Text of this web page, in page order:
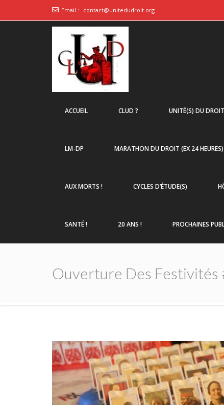
Email : contact@unitedudroit.org
ACCUEIL CLUD ? UNITÉ(S) DU DROIT
LM-DP MARATHON DU DROIT (EX 24 HEURES)
AUX MORTS ! CYCLES D’ÉTUDE(S)
SANTÉ ! 20 ANS ! PROCHAINES
Ouverture Des Festivités